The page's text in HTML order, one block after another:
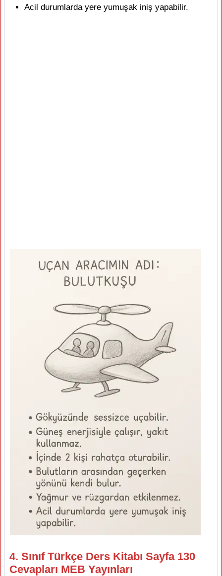
Acil durumlarda yere yumuşak iniş yapabilir.
4. Sınıf Türkçe Ders Kitabı Sayfa 130
Cevapları MEB Yayınları